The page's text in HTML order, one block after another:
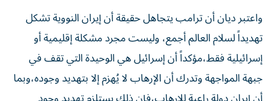
واعتبر ديان أن ترامب يتجاهل حقيقة أن إيران النووية تشكل
تهديداً لسلام العالم أجمع، وليست مجرد مشكلة إقليمية أو
إسرائيلية فقط،مؤكداً أن إسرائيل هي الوحيدة التي تقف في
جبهة المواجهة وتدرك أن الإرهاب لا يُهزم إلا بتهديد وجوده،وبما